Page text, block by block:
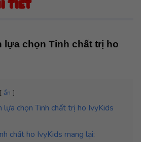
TIẾT
lựa chọn Tinh chất trị ho
ẩn
lựa chọn Tinh chất trị ho IvyKids
chất ho IvyKids mang lại: